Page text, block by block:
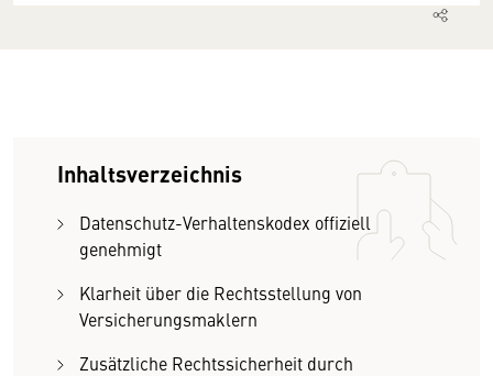
Inhaltsverzeichnis
Datenschutz-Verhaltenskodex offiziell
genehmigt
Klarheit über die Rechtsstellung von
Versicherungsmaklern
Zusätzliche Rechtssicherheit durch